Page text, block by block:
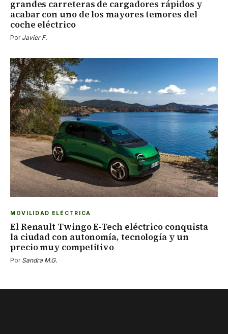
grandes carreteras de cargadores rápidos y
acabar con uno de los mayores temores del
coche eléctrico
Por Javier F.
MOVILIDAD ELÉCTRICA
El Renault Twingo E-Tech eléctrico conquista
la ciudad con autonomía, tecnología y un
precio muy competitivo
Por Sandra M.G.